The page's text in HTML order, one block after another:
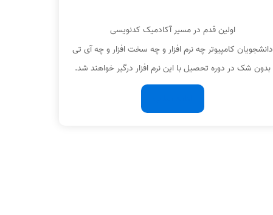
اولین قدم در مسیر آکادمیک کدنویسی
دانشجویان کامپیوتر چه نرم افزار و چه سخت افزار و چه آی تی
بدون شک در دوره تحصیل با این نرم افزار درگیر خواهند شد.